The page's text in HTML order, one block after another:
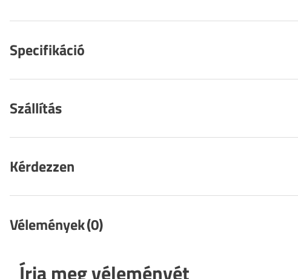
Specifikáció
Szállítás
Kérdezzen
Vélemények(0)
Írja meg véleményét